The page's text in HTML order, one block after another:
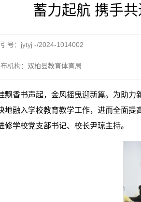
蓄力起航 携手
号：jytyj -/2024-1014002
机构：双柏县教育体育局
飘香书声起，金风摇曳迎新篇。为助力
地融入学校教育教学工作，进而全面提
修学校党支部书记、校长尹琼主持。